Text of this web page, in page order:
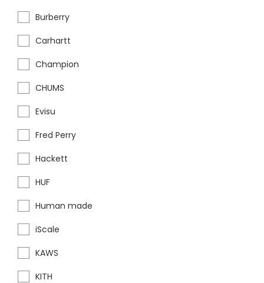
Burberry
Carhartt
Champion
CHUMS
Evisu
Fred Perry
Hackett
HUF
Human made
iScale
KAWS
KITH